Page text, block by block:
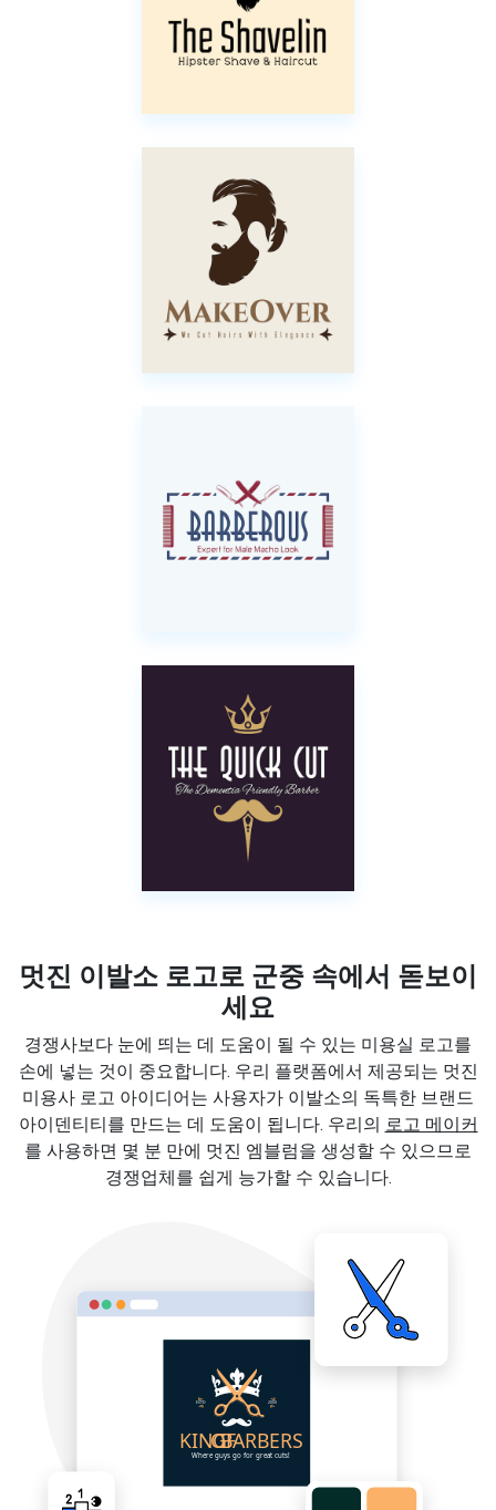
멋진 이발소 로고로 군중 속에서 돋보이
세요
경쟁사보다 눈에 띄는 데 도움이 될 수 있는 미용실 로고를
손에 넣는 것이 중요합니다. 우리 플랫폼에서 제공되는 멋진
미용사 로고 아이디어는 사용자가 이발소의 독특한 브랜드
아이덴티티를 만드는 데 도움이 됩니다. 우리의 로고 메이커
를 사용하면 몇 분 만에 멋진 엠블럼을 생성할 수 있으므로
경쟁업체를 쉽게 능가할 수 있습니다.